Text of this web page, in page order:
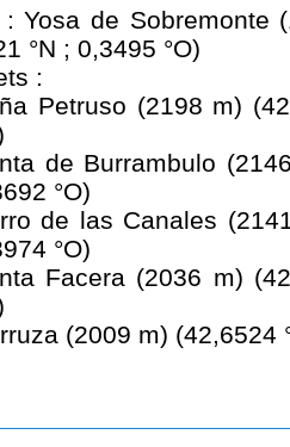
: Yosa de Sobremonte
°N ; 0,3495 °O)
:
Petruso (2198 m)
de Burrambulo
°O)
de las Canales
°O)
Facera (2036 m)
(2009 m) (42,6524